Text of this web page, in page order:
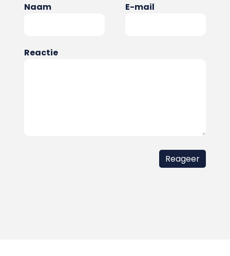
Naam E-mail
Reactie